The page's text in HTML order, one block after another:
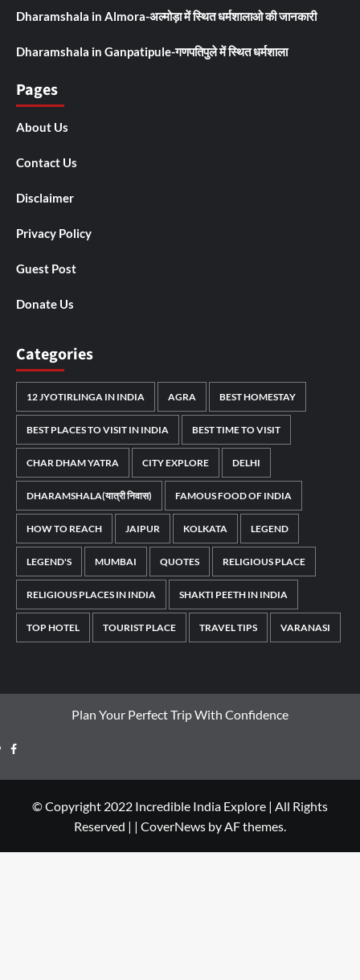
Dharamshala in Almora-अल्मोड़ा में स्थित धर्मशालाओ की जानकारी
Dharamshala in Ganpatipule-गणपतिपुले में स्थित धर्मशाला
Pages
About Us
Contact Us
Disclaimer
Privacy Policy
Guest Post
Donate Us
Categories
12 JYOTIRLINGA IN INDIA AGRA BEST HOMESTAY
BEST PLACES TO VISIT IN INDIA BEST TIME TO VISIT
CHAR DHAM YATRA CITY EXPLORE DELHI
DHARAMSHALA(यात्री निवास) FAMOUS FOOD OF INDIA
HOW TO REACH JAIPUR KOLKATA LEGEND
LEGEND'S MUMBAI QUOTES RELIGIOUS PLACE
RELIGIOUS PLACES IN INDIA SHAKTI PEETH IN INDIA
TOP HOTEL TOURIST PLACE TRAVEL TIPS VARANASI
Plan Your Perfect Trip With Confidence
© Copyright 2022 Incredible India Explore | All Rights
Reserved | | CoverNews by AF themes.